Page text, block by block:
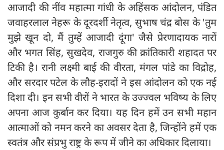
आजादी की नींव महात्मा गांधी के अहिंसक आंदोलन, पंडित
जवाहरलाल नेहरू के दूरदर्शी नेतृत्व, सुभाष चंद्र बोस के 'तुम
मुझे खून दो, मैं तुम्हें आजादी दूंगा' जैसे प्रेरणादायक नारों
और भगत सिंह, सुखदेव, राजगुरु की क्रांतिकारी शहादत पर
टिकी है। रानी लक्ष्मी बाई की वीरता, मंगल पांडे का विद्रोह,
और सरदार पटेल के लौह-इरादों ने इस आंदोलन को एक नई
दिशा दी। इन सभी वीरों ने भारत के उज्ज्वल भविष्य के लिए
अपना आज कुर्बान कर दिया। यह दिन हमें उन सभी महान
आत्माओं को नमन करने का अवसर देता है, जिन्होंने हमें एक
स्वतंत्र और संप्रभु राष्ट्र के रूप में जीने का अधिकार दिलाया।